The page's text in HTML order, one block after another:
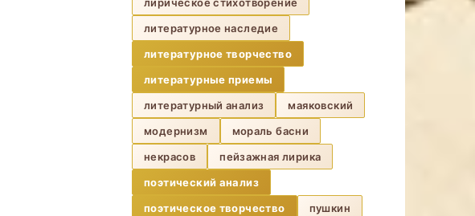
литературное наследие
литературное творчество
литературные приемы
литературный анализ
маяковский
модернизм
мораль басни
некрасов
пейзажная лирика
поэтический анализ
поэтическое творчество
пушкин